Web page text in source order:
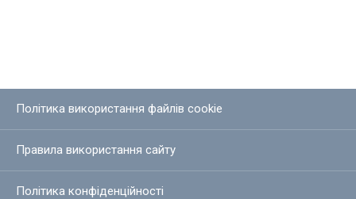
Політика використання файлів cookie
Правила використання сайту
Політика конфіденційності